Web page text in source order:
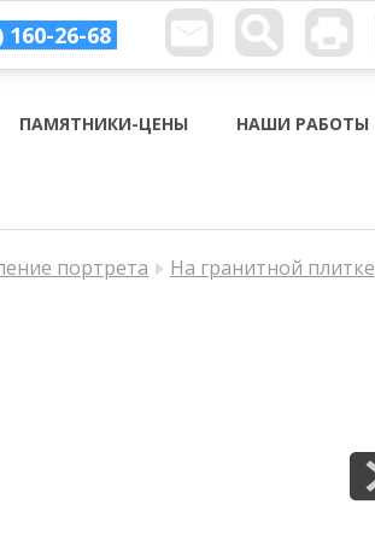
160-26-68
ПАМЯТНИКИ-ЦЕНЫ НАШИ РАБОТЫ
портрета На гранитной плитке